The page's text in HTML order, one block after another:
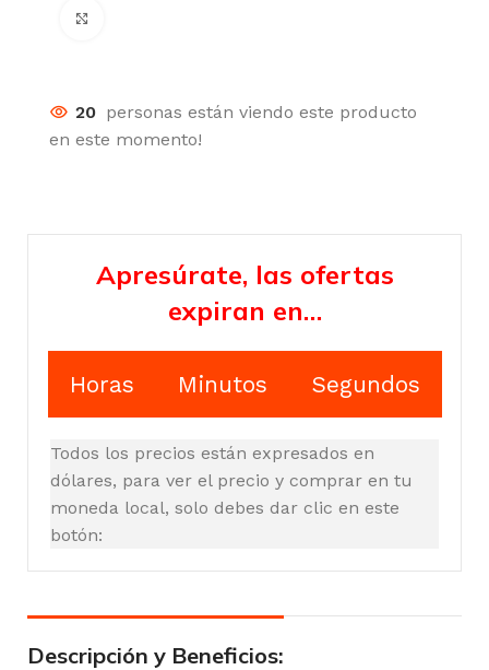
20 personas están viendo este producto
en este momento!
Apresúrate, las ofertas
expiran en…
Horas Minutos Segundos
Todos los precios están expresados en
dólares, para ver el precio y comprar en tu
moneda local, solo debes dar clic en este
botón:
Descripción y Beneficios: